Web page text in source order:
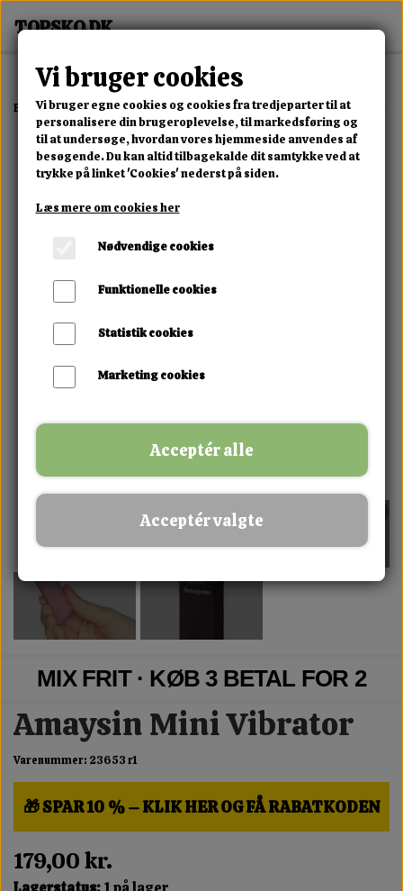
Forside Erotisk Kollektion Alle Produkter Amaysin Mini Vibrator
MIX FRIT · KØB 3 BETAL FOR 2
Amaysin Mini Vibrator
Varenummer: 23653 r1
🎁 SPAR 10 % – KLIK HER OG FÅ RABATKODEN
179,00 kr.
Vi bruger cookies
Vi bruger egne cookies og cookies fra tredjeparter til at
personalisere din brugeroplevelse, til markedsføring og
til at undersøge, hvordan vores hjemmeside anvendes af
besøgende. Du kan altid tilbagekalde dit samtykke ved at
trykke på linket 'Cookies' nederst på siden.
Læs mere om cookies her
Nødvendige cookies
Funktionelle cookies
Statistik cookies
Marketing cookies
Acceptér alle
Acceptér valgte